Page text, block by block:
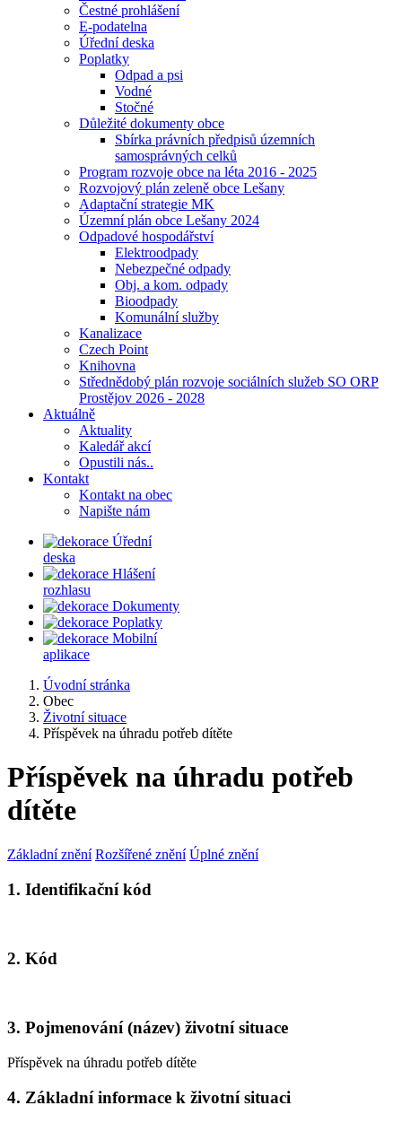
Čestné prohlášení
E-podatelna
Úřední deska
Poplatky
Odpad a psi
Vodné
Stočné
Důležité dokumenty obce
Sbírka právních předpisů územních
samosprávných celků
Program rozvoje obce na léta 2016 - 2025
Rozvojový plán zeleně obce Lešany
Adaptační strategie MK
Územní plán obce Lešany 2024
Odpadové hospodářství
Elektroodpady
Nebezpečné odpady
Obj. a kom. odpady
Bioodpady
Komunální služby
Kanalizace
Czech Point
Knihovna
Střednědobý plán rozvoje sociálních služeb SO ORP
Prostějov 2026 - 2028
Aktuálně
Aktuality
Kaledář akcí
Opustili nás..
Kontakt
Kontakt na obec
Napište nám
Úřední
deska
Hlášení
rozhlasu
Dokumenty
Poplatky
Mobilní
aplikace
Úvodní stránka
Obec
Životní situace
Příspěvek na úhradu potřeb dítěte
Příspěvek na úhradu potřeb
dítěte
Základní znění Rozšířené znění Úplné znění
1. Identifikační kód
2. Kód
3. Pojmenování (název) životní situace
Příspěvek na úhradu potřeb dítěte
4. Základní informace k životní situaci